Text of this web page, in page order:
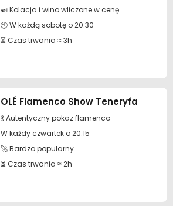
🍛 Kolacja i wino wliczone w cenę
🕙 W każdą sobotę o 20:30
⏳ Czas trwania ≈ 3h
OLÉ Flamenco Show Teneryfa
💃 Autentyczny pokaz flamenco
W każdy czwartek o 20:15
🚀 Bardzo popularny
⏳ Czas trwania ≈ 2h